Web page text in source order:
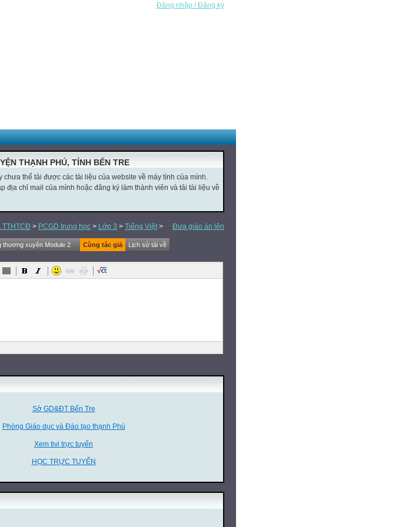
Đăng nhập / Đăng ký
THẠNH PHÚ, TỈNH BẾN TRE
chưa thể tải được các tài liệu của website về máy tính của mình.
địa chỉ mail của mình hoặc đăng ký làm thành viên và tải tài liệu về
Đưa giáo án lên
TTHTCĐ > PCGD trung học > Lớp 3 > Tiếng Việt>
thương xuyên Module 2 Cùng tác giả Lịch sử tải về
Sở GD&ĐT Bến Tre
Phòng Giáo dục và Đào tạo thạnh Phú
Xem tivi trực tuyến
HỌC TRỰC TUYẾN